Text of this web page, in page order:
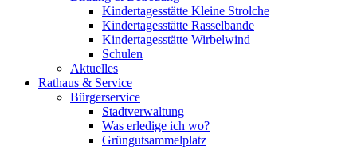
Kindertagesstätte Kleine Strolche
Kindertagesstätte Rasselbande
Kindertagesstätte Wirbelwind
Schulen
Aktuelles
Rathaus & Service
Bürgerservice
Stadtverwaltung
Was erledige ich wo?
Grüngutsammelplatz